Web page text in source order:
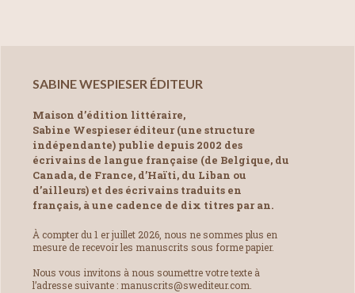
SABINE WESPIESER ÉDITEUR
Maison d’édition littéraire,
Sabine Wespieser éditeur (une structure
indépendante) publie depuis 2002 des
écrivains de langue française (de Belgique, du
Canada, de France, d’Haïti, du Liban ou
d’ailleurs) et des écrivains traduits en
français, à une cadence de dix titres par an.
À compter du 1 er juillet 2026, nous ne sommes plus en
mesure de recevoir les manuscrits sous forme papier.
Nous vous invitons à nous soumettre votre texte à
l’adresse suivante : manuscrits@swediteur.com.